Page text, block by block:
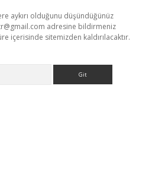
aykırı olduğunu düşündüğünüz
adresine bildirmeniz
içerisinde sitemizden kaldırılacaktır.